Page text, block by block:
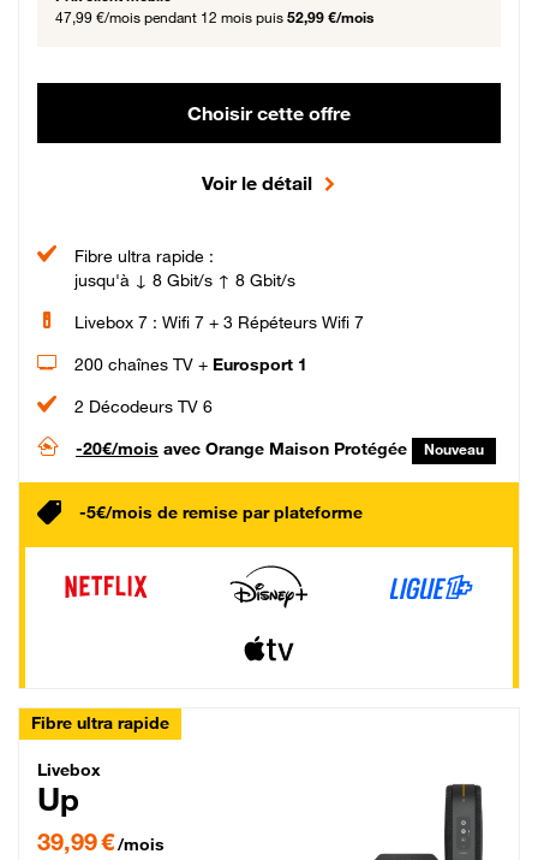
47,99 €/mois pendant 12 mois puis 52,99 €/mois
Choisir cette offre
Voir le détail
Fibre ultra rapide :
jusqu'à ↓ 8 Gbit/s ↑ 8 Gbit/s
Livebox 7 : Wifi 7 + 3 Répéteurs Wifi 7
200 chaînes TV + Eurosport 1
2 Décodeurs TV 6
-20€/mois avec Orange Maison Protégée Nouveau
-5€/mois de remise par plateforme
Fibre ultra rapide
Livebox Up Fibre
Livebox
Up
39,99 € par mois pendant 12 mois puis 51,99 € par mois, Engagement 12 mois
39,99 €/mois